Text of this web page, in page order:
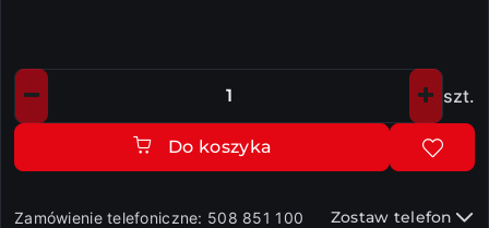
Ilość szt.
Do koszyka
Zamówienie telefoniczne: 508 851 100 Zostaw telefon